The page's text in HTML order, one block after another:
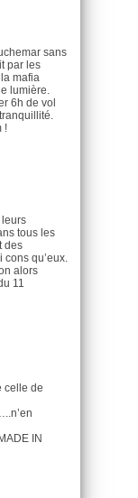
sans
par les
mafia
lumière.
6h de vol
!
leurs
tous les
des
qu’eux.
alors
11
celle de
IN